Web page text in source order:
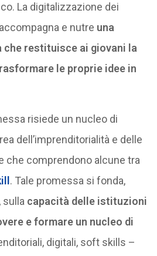
La digitalizzazione dei
e nutre una
restituisce ai giovani la
le proprie idee in
risiede un nucleo di
dell’imprenditorialità e delle
che comprendono alcune tra
. Tale promessa si fonda,
sulla capacità delle istituzioni
e formare un nucleo di
digitali, soft skills –